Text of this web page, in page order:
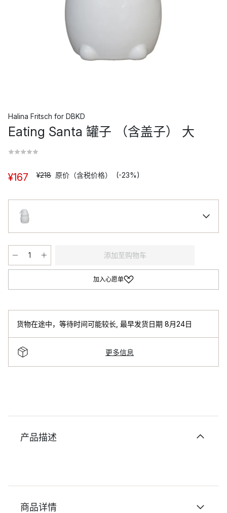
Halina Fritsch for DBKD
Eating Santa 罐子 （含盖子） 大
¥167 ¥218 原价（含税价格） (-23%)
添加至购物车
加入心愿单
货物在途中，等待时间可能较长 最早发货日期 8月24日
更多信息
产品描述
商品详情